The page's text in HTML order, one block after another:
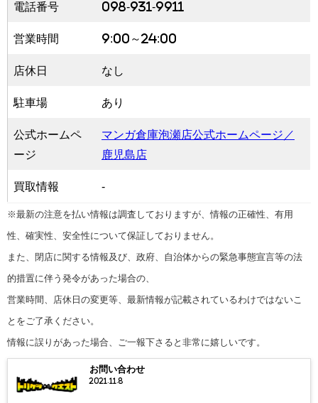
電話番号 098-931-9911
営業時間 9:00～24:00
店休日 なし
駐車場 あり
公式ホームペ
ージ
マンガ倉庫泡瀬店公式ホームページ／
鹿児島店
買取情報 -
※最新の注意を払い情報は調査しておりますが、情報の正確性、有用
性、確実性、安全性について保証しておりません。
また、閉店に関する情報及び、政府、自治体からの緊急事態宣言等の法
的措置に伴う発令があった場合の、
営業時間、店休日の変更等、最新情報が記載されているわけではないこ
とをご了承ください。
情報に誤りがあった場合、ご一報下さると非常に嬉しいです。
お問い合わせ
2021.11.8